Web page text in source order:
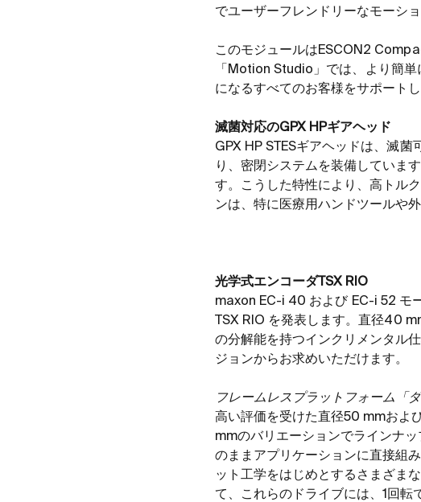
でユーザーフレンドリーなモーシ
このモジュールはESCON2
「 Motion Studio 」では、より簡
になるすべてのお客様をサポート
滅菌対応のGPX HPギアヘッド
GPX HP STESギアヘッドは、滅菌
り、密閉システムを装備していま
す。こうした特性により、高トル
ンは、特に医療用ハンドツールや
光学式エンコーダ TSX RIO
maxon EC-i 40 および EC-i 52 モ
TSX RIO を発表します。直径40
の分解能を持つインクリメンタル
ジョンからお求めいただけます。
フレームレスプラットフォーム「
高い評価を受けた直径50 mmおよ
mmのバリエーションでラインナ
のままアプリケーションに直接組
ット工学をはじめとするさまざま
て、これらのドライブには、1 回転